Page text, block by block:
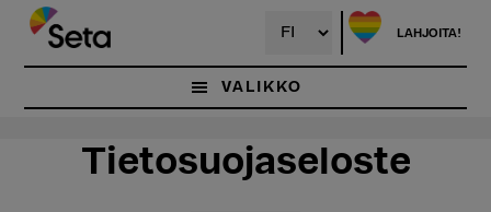
Hyppää
pääsisältöön
Hyppää
ensisijaiseen
sivupalkkiin
LAHJOITA!
VALIKKO
Tietosuojaseloste